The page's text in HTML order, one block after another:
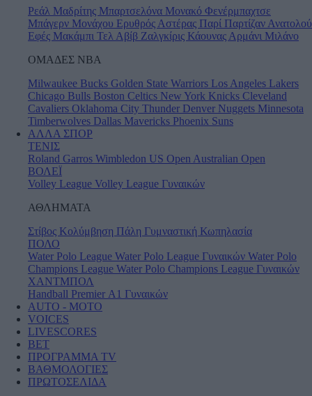
Ρεάλ Μαδρίτης Μπαρτσελόνα Μονακό Φενέρμπαχτσε
Μπάγερν Μονάχου Ερυθρός Αστέρας Παρί Παρτίζαν Ανατολού
Εφές Μακάμπι Τελ Αβίβ Ζαλγκίρις Κάουνας Αρμάνι Μιλάνο
ΟΜΑΔΕΣ ΝΒΑ
Milwaukee Bucks Golden State Warriors Los Angeles Lakers
Chicago Bulls Boston Celtics New York Knicks Cleveland
Cavaliers Oklahoma City Thunder Denver Nuggets Minnesota
Timberwolves Dallas Mavericks Phoenix Suns
ΑΛΛΑ ΣΠΟΡ
ΤΕΝΙΣ
Roland Garros Wimbledon US Open Australian Open
ΒΟΛΕΪ
Volley League Volley League Γυναικών
ΑΘΛΗΜΑΤΑ
Στίβος Κολύμβηση Πάλη Γυμναστική Κωπηλασία
ΠΟΛΟ
Water Polo League Water Polo League Γυναικών Water Polo
Champions League Water Polo Champions League Γυναικών
ΧΑΝΤΜΠΟΛ
Handball Premier Α1 Γυναικών
AUTO - MOTO
VOICES
LIVESCORES
BET
ΠΡΟΓΡΑΜΜΑ TV
ΒΑΘΜΟΛΟΓΙΕΣ
ΠΡΩΤΟΣΕΛΙΔΑ